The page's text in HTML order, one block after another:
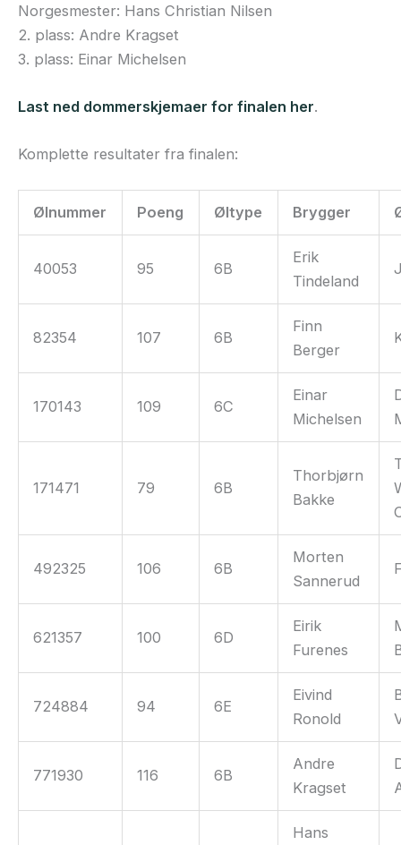
Norgesmester: Hans Christian Nilsen
2. plass: Andre Kragset
3. plass: Einar Michelsen
Last ned dommerskjemaer for finalen her.
Komplette resultater fra finalen:
Ølnummer Poeng Øltype Brygger
40053 95 6B
Erik
Tindeland
82354 107 6B
Finn
Berger
170143 109 6C
Einar
Michelsen
171471 79 6B
Thorbjørn
Bakke
492325 106 6B
Morten
Sannerud
621357 100 6D
Eirik
Furenes
724884 94 6E
Eivind
Ronold
771930 116 6B
Andre
Kragset
Hans